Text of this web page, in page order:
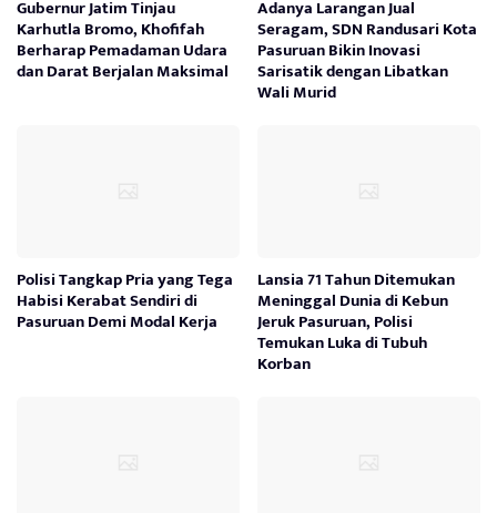
Gubernur Jatim Tinjau
Karhutla Bromo, Khofifah
Berharap Pemadaman Udara
dan Darat Berjalan Maksimal
Adanya Larangan Jual
Seragam, SDN Randusari Kota
Pasuruan Bikin Inovasi
Sarisatik dengan Libatkan
Wali Murid
Polisi Tangkap Pria yang Tega
Habisi Kerabat Sendiri di
Pasuruan Demi Modal Kerja
Lansia 71 Tahun Ditemukan
Meninggal Dunia di Kebun
Jeruk Pasuruan, Polisi
Temukan Luka di Tubuh
Korban